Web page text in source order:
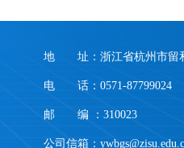
地 址：浙江省杭州市留
电 话：0571-87799024
邮 编 ：310023
公司信箱：